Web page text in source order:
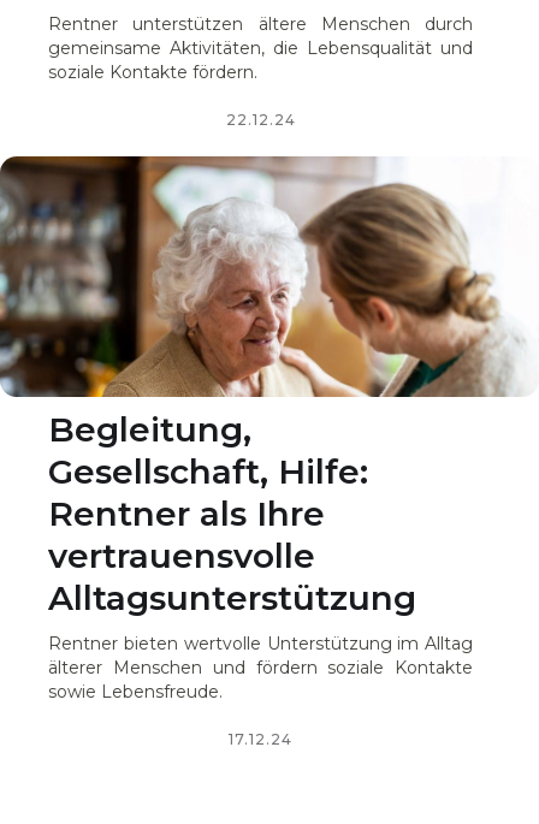
Rentner unterstützen ältere Menschen durch
gemeinsame Aktivitäten, die Lebensqualität und
soziale Kontakte fördern.
22.12.24
Begleitung,
Gesellschaft, Hilfe:
Rentner als Ihre
vertrauensvolle
Alltagsunterstützung
Rentner bieten wertvolle Unterstützung im Alltag
älterer Menschen und fördern soziale Kontakte
sowie Lebensfreude.
17.12.24